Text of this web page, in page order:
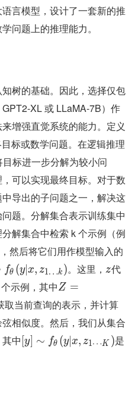
言模型，设计了一套新的推
问题上的推理能力。
树的基础。因此，选择仅包
XL 或 LLaMA-7B）作
增强直觉系统的能力。定义
标或数学问题。在逻辑推理
标进一步分解为较小问
可以实现最终目标。对于数
导出的子问题之一，解决这
题。分解集合表示训练集中
解集合中检索 k 个示例（例
，然后将它们用作模型输入的
fθ (y∣x, z1…k )。这里，z代
示例，其中Z =
取当前查询的表示，并计算
相似度。然后，我们从集合
中 y] ∼ fθ (y∣x, z1⋯K )是